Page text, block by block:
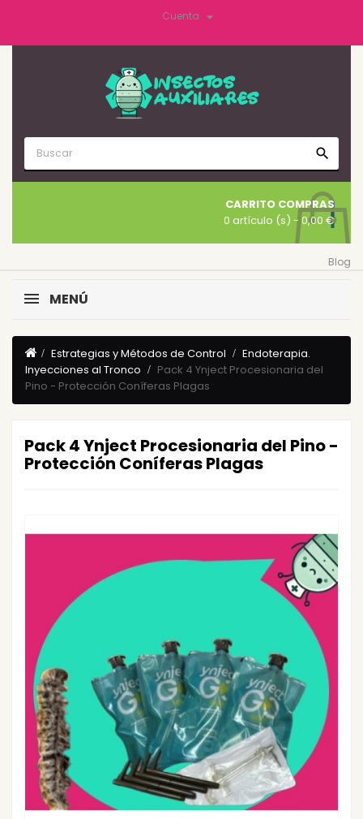
Cuenta 
search
CARRITO COMPRAS
0 artículo (s) - 0,00 €
Blog
MENÚ
Estrategias y Métodos de Control
Endoterapia.
Inyecciones al Tronco
Pack 4 Ynject Procesionaria del
Pino - Protección Coníferas Plagas
Pack 4 Ynject Procesionaria del Pino -
Protección Coníferas Plagas